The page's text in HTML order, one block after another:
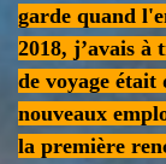
garde quand
2018, j’avais à
de voyage était
nouveaux
la première